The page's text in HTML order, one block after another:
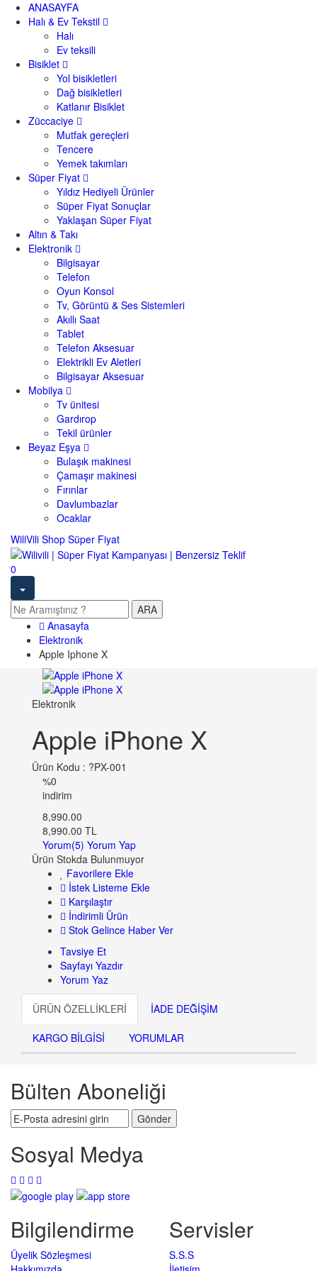
ANASAYFA
Halı & Ev Tekstil
Halı
Ev teksili
Bisiklet
Yol bisikletleri
Dağ bisikletleri
Katlanır Bisiklet
Züccaciye
Mutfak gereçleri
Tencere
Yemek takımları
Süper Fiyat
Yıldız Hediyeli Ürünler
Süper Fiyat Sonuçlar
Yaklaşan Süper Fiyat
Altın & Takı
Elektronik
Bilgisayar
Telefon
Oyun Konsol
Tv, Görüntü & Ses Sistemleri
Akıllı Saat
Tablet
Telefon Aksesuar
Elektrikli Ev Aletleri
Bilgisayar Aksesuar
Mobilya
Tv ünitesi
Gardırop
Tekil ürünler
Beyaz Eşya
Bulaşık makinesi
Çamaşır makinesi
Fırınlar
Davlumbazlar
Ocaklar
WiliVili Shop Süper Fiyat
0
ARA
Anasayfa
Elektronik
Apple Iphone X
Elektronik
Apple iPhone X
Ürün Kodu : ?PX-001
%0
indirim
8,990.00
8,990.00 TL
Yorum(5) Yorum Yap
Ürün Stokda Bulunmuyor
Favorilere Ekle
İstek Listeme Ekle
Karşılaştır
İndirimli Ürün
Stok Gelince Haber Ver
Tavsiye Et
Sayfayı Yazdır
Yorum Yaz
ÜRÜN ÖZELLİKLERİ İADE DEĞİŞİM
KARGO BİLGİSİ YORUMLAR
Bülten Aboneliği
Sosyal Medya
Bilgilendirme
Üyelik Sözleşmesi
Servisler
S.S.S